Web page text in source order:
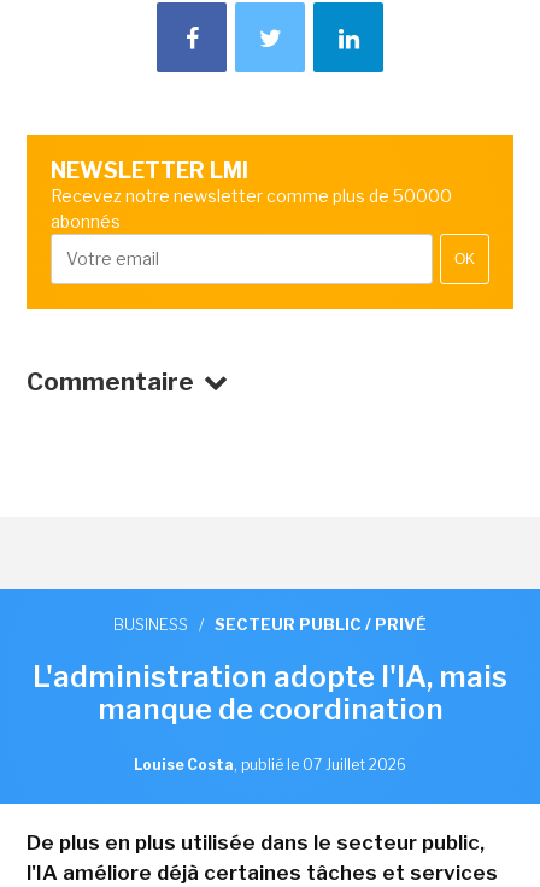
NEWSLETTER LMI
Recevez notre newsletter comme plus de 50000
abonnés
OK
Commentaire
BUSINESS / SECTEUR PUBLIC / PRIVÉ
L'administration adopte l'IA, mais
manque de coordination
Louise Costa, publié le 07 Juillet 2026
De plus en plus utilisée dans le secteur public,
l'IA améliore déjà certaines tâches et services